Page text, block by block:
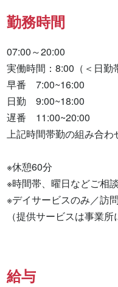
勤務時間
07:00～20:00
実働時間：8:00（＜日勤
早番　7:00~16:00
日勤　9:00~18:00
遅番　11:00~20:00
上記時間帯勤の組み合わ
※休憩60分
※時間帯、曜日などご相
※デイサービスのみ／訪
（提供サービスは事業所
給与